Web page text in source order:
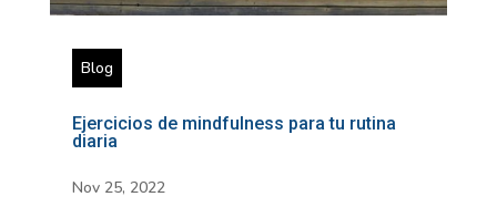
Blog
Ejercicios de mindfulness para tu rutina
diaria
Nov 25, 2022